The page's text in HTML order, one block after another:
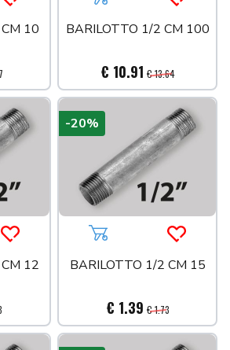
Acquista più tardi
10
Aggiungi al carrello
BARILOTTO 1/2 CM 100
€ 10.91 € 13.64
Acquista più tardi
12
Aggiungi al carrello
BARILOTTO 1/2 CM 15
€ 1.39 € 1.73
-20%